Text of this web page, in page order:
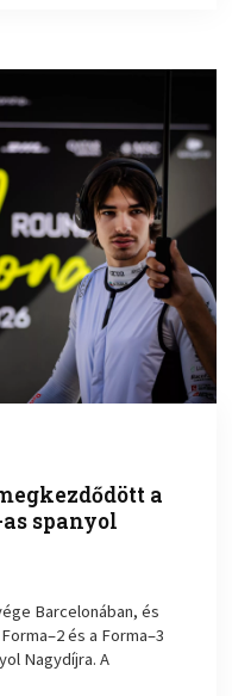
a
spanyol
Barcelonában, és
és a Forma–3
Nagydíjra. A